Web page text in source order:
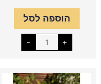
הוספה לסל
- +
של